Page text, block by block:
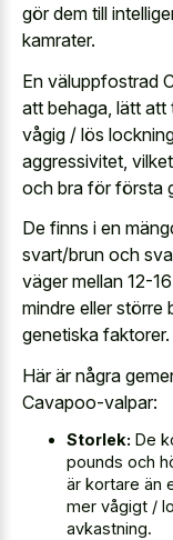
gör dem till
kamrater.
En väluppfostrad
att behaga, lätt att
vågig / lös
aggressivitet,
och bra för första
De finns i en
svart/brun och
väger mellan 12-
mindre eller större
genetiska faktorer.
Här är några
Cavapoo-valpar:
Storlek: De
pounds och
är kortare än
mer vågigt /
avkastning.